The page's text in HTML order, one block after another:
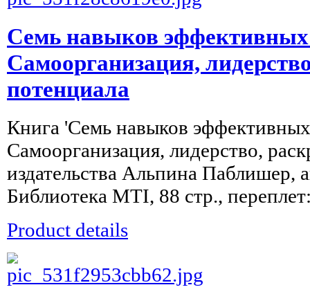
Семь навыков
Самоорганизация,
потенциала
Книга 'Семь навыков
Самоорганизация, лидерство,
издательства Альпина Паблишер,
Библиотека MTI, 88 стр.,
Product details